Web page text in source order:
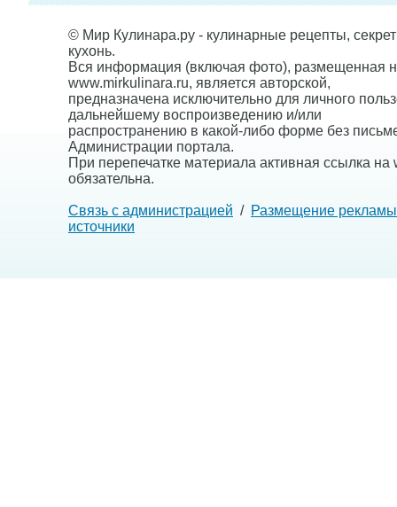
© Мир Кулинара.ру - кулинарные рецепты,
кухонь.
Вся информация (включая фото), размещенная
www.mirkulinara.ru, является авторской,
предназначена исключительно для личного
дальнейшему воспроизведению и/или
распространению в какой-либо форме без
Администрации портала.
При перепечатке материала активная ссылка на
обязательна.
Связь с администрацией / Размещение рекламы
источники